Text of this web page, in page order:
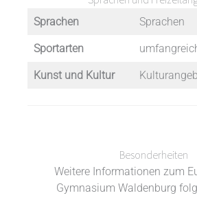
Sprachen Sprachen
Sportarten
Kunst und Kultur
Besonderheiten
Weitere Informationen zum
Gymnasium Waldenburg